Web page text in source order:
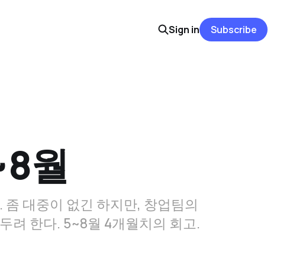
Sign in Subscribe
월
대중이 없긴 하지만, 창업팀의
려 한다. 5~8월 4개월치의 회고.